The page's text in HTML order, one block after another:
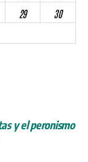
29
30
y el peronismo